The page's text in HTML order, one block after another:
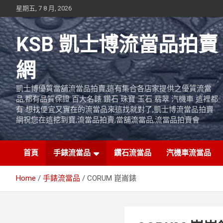
to
content
星期五, 7 8 月, 2026
KSB 凱士博流當品拍賣
網
凱士博優質當舖流當品拍賣,這有集合各店家提供之優質流當
品,都有品質保證 百大名錶 鑽石 珠寶 玉石 翡翠 汽機車 這裡都
有 想找便宜又實在的流當品來這找就對了,凱士博流當品拍賣
網祝您在這挖到寶,流當品拍賣,當舖流當品,流當品拍賣會
首頁 手錶流當品 鑽石流當品 汽機車流當品
Home 手錶流當品 CORUM 崑崙錶